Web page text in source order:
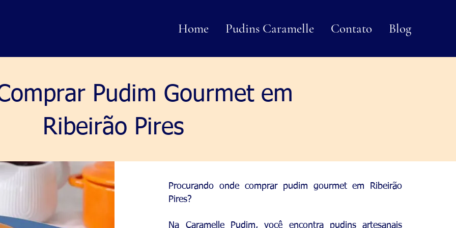
Home Pudins Caramelle Contato Blog
Pudim Gourmet em
Ribeirão Pires
Procurando onde comprar pudim gourmet em Ribeirão
Pires?
Na Caramelle Pudim, você encontra pudins artesanais